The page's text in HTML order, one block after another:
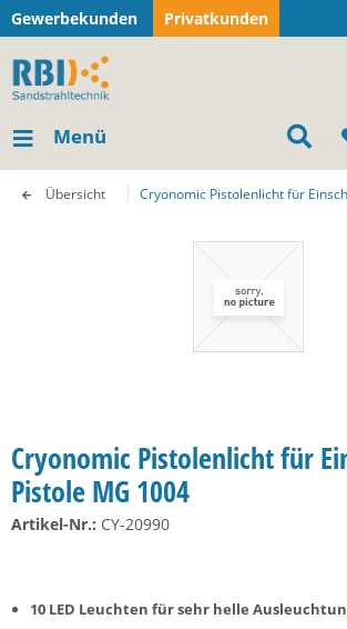
Gewerbekunden Privatkunden
Menü
Übersicht Cryonomic Pistolenlicht für
Cryonomic Pistolenlicht für
Pistole MG 1004
Artikel-Nr.: CY-20990
10 LED Leuchten für sehr helle